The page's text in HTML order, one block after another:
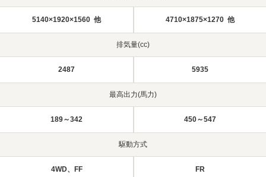
5140×1920×1560 他 4710×1875×1270 他
排気量(cc)
2487 5935
最高出力(馬力)
189～342 450～547
駆動方式
4WD、FF FR